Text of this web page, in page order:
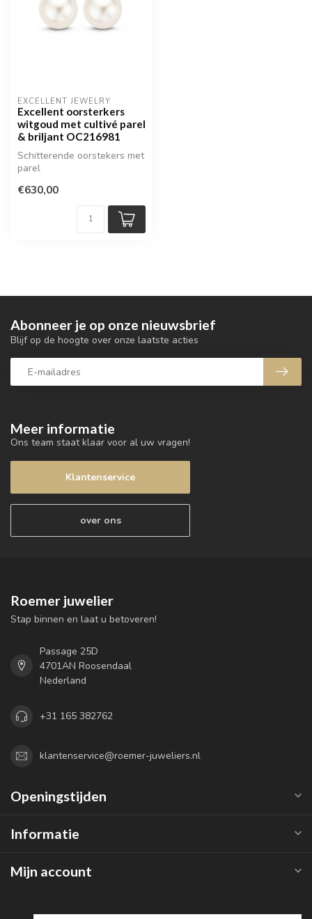
EXCELLENT JEWELRY
Excellent oorsterkers
witgoud met cultivé parel
& briljant OC216981
Schitterende oorstekers met
parel
€630,00
Meer informatie
Ons team staat klaar voor al uw vragen!
Klantenservice
over ons
Abonneer je op onze nieuwsbrief
Blijf op de hoogte over onze laatste acties
Roemer juwelier
Stap binnen en laat u betoveren!
Passage 25D
4701AN Roosendaal
Nederland
+31 165 382762
klantenservice@roemer-juweliers.nl
Openingstijden
Informatie
Mijn account